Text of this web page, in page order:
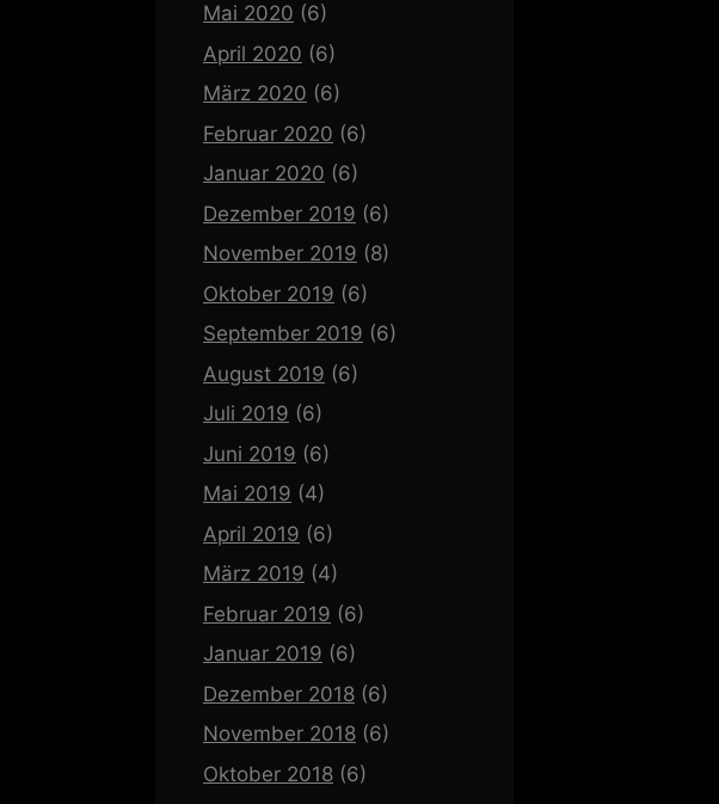
Mai 2020 (6)
April 2020 (6)
März 2020 (6)
Februar 2020 (6)
Januar 2020 (6)
Dezember 2019 (6)
November 2019 (8)
Oktober 2019 (6)
September 2019 (6)
August 2019 (6)
Juli 2019 (6)
Juni 2019 (6)
Mai 2019 (4)
April 2019 (6)
März 2019 (4)
Februar 2019 (6)
Januar 2019 (6)
Dezember 2018 (6)
November 2018 (6)
Oktober 2018 (6)